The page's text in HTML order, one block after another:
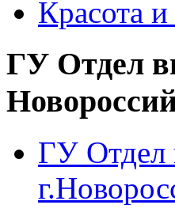
Красота и
ГУ Отдел
ГУ Отдел